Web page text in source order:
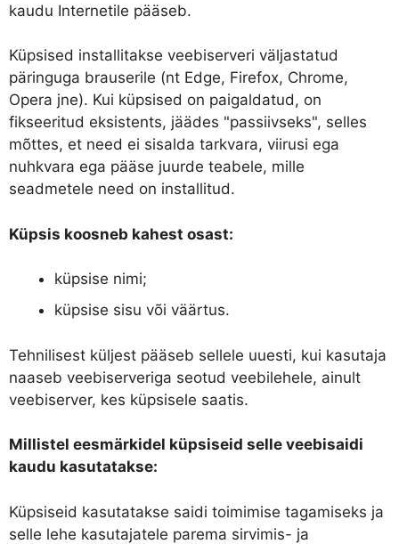
kaudu Internetile pääseb.
Küpsised installitakse veebiserveri väljastatud
päringuga brauserile (nt Edge, Firefox, Chrome,
Opera jne). Kui küpsised on paigaldatud, on
fikseeritud eksistents, jäädes "passiivseks", selles
mõttes, et need ei sisalda tarkvara, viirusi ega
nuhkvara ega pääse juurde teabele, mille
seadmetele need on installitud.
Küpsis koosneb kahest osast:
küpsise nimi;
küpsise sisu või väärtus.
Tehnilisest küljest pääseb sellele uuesti, kui kasutaja
naaseb veebiserveriga seotud veebilehele, ainult
veebiserver, kes küpsisele saatis.
Millistel eesmärkidel küpsiseid selle veebisaidi
kaudu kasutatakse:
Küpsiseid kasutatakse saidi toimimise tagamiseks ja
selle lehe kasutajatele parema sirvimis- ja